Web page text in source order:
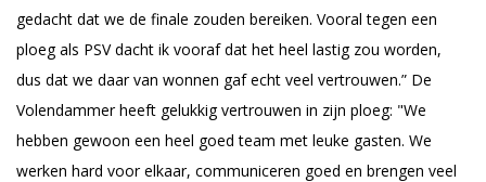
gedacht dat we de finale zouden bereiken. Vooral tegen een
ploeg als PSV dacht ik vooraf dat het heel lastig zou worden,
dus dat we daar van wonnen gaf echt veel vertrouwen.” De
Volendammer heeft gelukkig vertrouwen in zijn ploeg: "We
hebben gewoon een heel goed team met leuke gasten. We
werken hard voor elkaar, communiceren goed en brengen veel